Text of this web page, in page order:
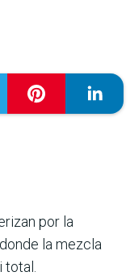
por la
la mezcla